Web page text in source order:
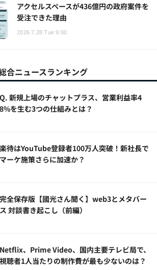
アクセルスペースが436億円の政府案件を
受注できた理由
2026.7.28 Tue 9:00
合ニュースランキング
Q. 新規上場のチャットプラス、営業利益率4
8%を生む3つの仕組みとは？
楽待はYouTube登録者100万人突破！新社長で
マーケ施策さらに加速か？
完全保存版【國光さん聞く】web3とメタバー
ス 対談書き起こし（前編）
Netflix、Prime Video、国内主要テレビ局で、
視聴者1人当たりの制作費が最も少ないのは？